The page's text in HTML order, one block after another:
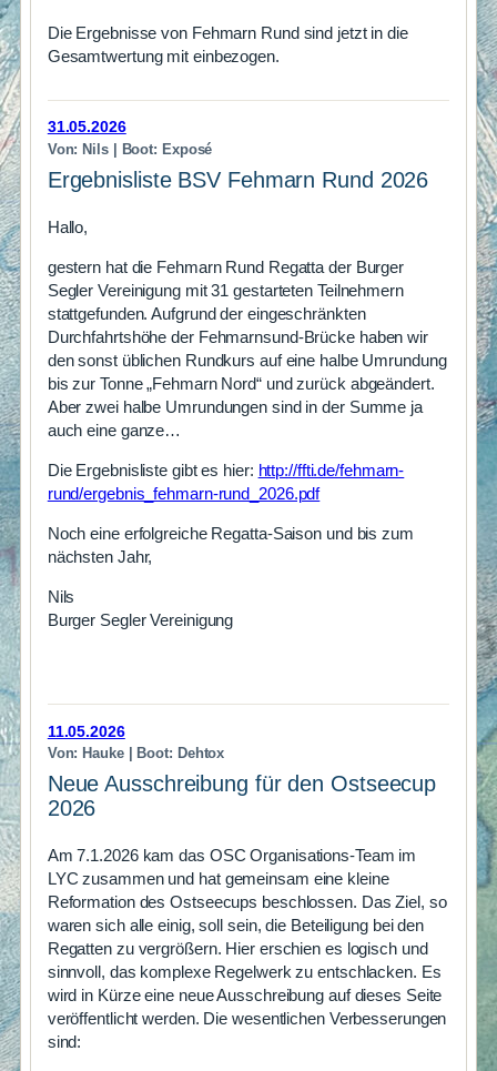
Die Ergebnisse von Fehmarn Rund sind jetzt in die
Gesamtwertung mit einbezogen.
31.05.2026
Von: Nils | Boot: Exposé
Ergebnisliste BSV Fehmarn Rund 2026
Hallo,
gestern hat die Fehmarn Rund Regatta der Burger
Segler Vereinigung mit 31 gestarteten Teilnehmern
stattgefunden. Aufgrund der eingeschränkten
Durchfahrtshöhe der Fehmarnsund-Brücke haben wir
den sonst üblichen Rundkurs auf eine halbe Umrundung
bis zur Tonne „Fehmarn Nord“ und zurück abgeändert.
Aber zwei halbe Umrundungen sind in der Summe ja
auch eine ganze…
Die Ergebnisliste gibt es hier: http://ffti.de/fehmarn-
rund/ergebnis_fehmarn-rund_2026.pdf
Noch eine erfolgreiche Regatta-Saison und bis zum
nächsten Jahr,
Nils
Burger Segler Vereinigung
11.05.2026
Von: Hauke | Boot: Dehtox
Neue Ausschreibung für den Ostseecup
2026
Am 7.1.2026 kam das OSC Organisations-Team im
LYC zusammen und hat gemeinsam eine kleine
Reformation des Ostseecups beschlossen. Das Ziel, so
waren sich alle einig, soll sein, die Beteiligung bei den
Regatten zu vergrößern. Hier erschien es logisch und
sinnvoll, das komplexe Regelwerk zu entschlacken. Es
wird in Kürze eine neue Ausschreibung auf dieses Seite
veröffentlicht werden. Die wesentlichen Verbesserungen
sind: